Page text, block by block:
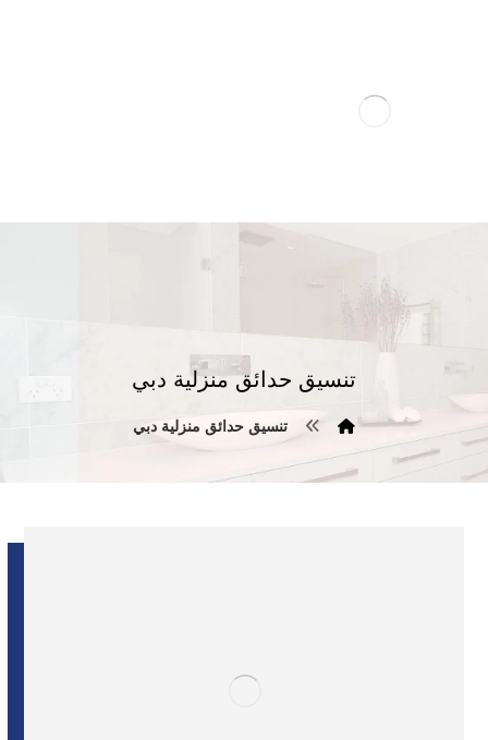
تنسيق حدائق منزلية دبي
تنسيق حدائق منزلية دبي